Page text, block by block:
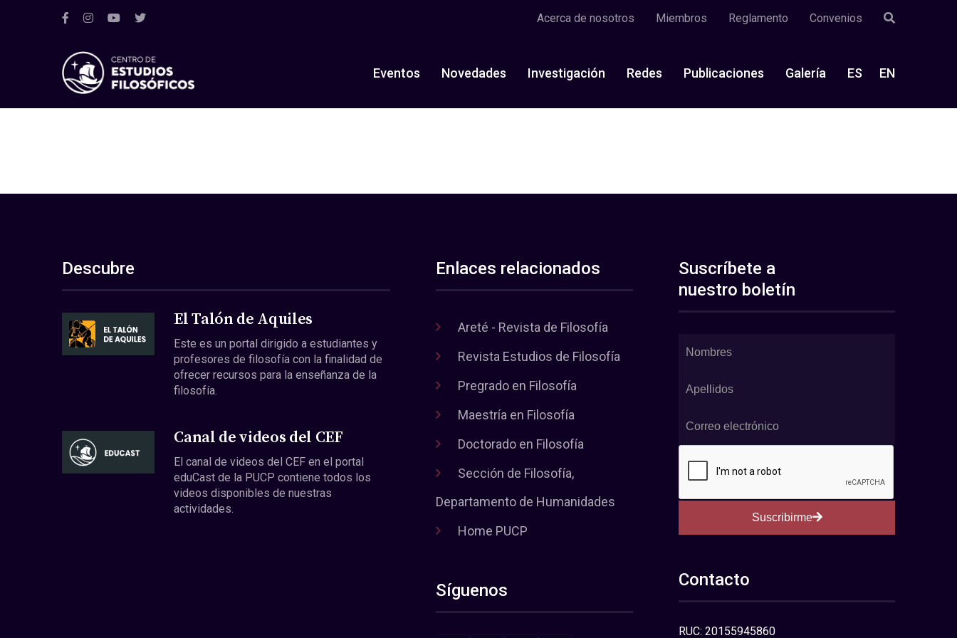
Acerca de nosotros Miembros Reglamento Convenios
Eventos Novedades Investigación Redes Publicaciones Galería ES EN
Descubre
El Talón de Aquiles
Este es un portal dirigido a estudiantes y
profesores de filosofía con la finalidad de
ofrecer recursos para la enseñanza de la
filosofía.
Canal de videos del CEF
El canal de videos del CEF en el portal
eduCast de la PUCP contiene todos los
videos disponibles de nuestras
actividades.
Enlaces relacionados
Areté - Revista de Filosofía
Revista Estudios de Filosofía
Pregrado en Filosofía
Maestría en Filosofía
Doctorado en Filosofía
Sección de Filosofía,
Departamento de Humanidades
Home PUCP
Síguenos
Suscríbete a
nuestro boletín
Suscribirme
Contacto
RUC: 20155945860